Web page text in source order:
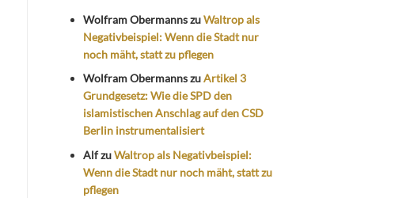
Wolfram ObermannszuWaltrop als
Negativbeispiel: Wenn die Stadt nur
noch mäht, statt zu pflegen
Wolfram ObermannszuArtikel 3
Grundgesetz: Wie die SPD den
islamistischen Anschlag auf den CSD
Berlin instrumentalisiert
AlfzuWaltrop als Negativbeispiel:
Wenn die Stadt nur noch mäht, statt zu
pflegen